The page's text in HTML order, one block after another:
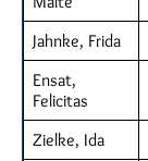
Jahnke, Frida
Ensat,
Felicitas
Zielke, Ida